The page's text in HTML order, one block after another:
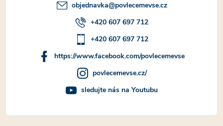
objednavka@povlecemevse.cz
+420 607 697 712
+420 607 697 712
https://www.facebook.com/povlecemevse
povlecemevse.cz/
sledujte nás na Youtubu